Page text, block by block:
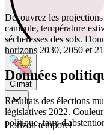
Climat
Horizon temporel
Découvrez les
canicule, température
sécheresses des sols.
horizons 2030, 2050 et
Données
Résultats des élections
législatives 2022.
politique, taux